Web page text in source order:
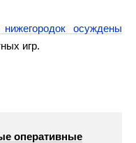
осуждены
игр.
оперативные